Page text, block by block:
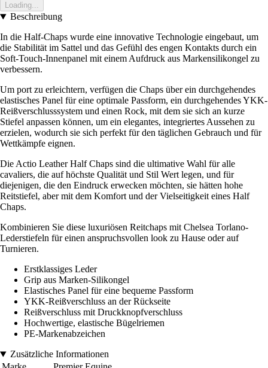
Loading...
Beschreibung
In die Half-Chaps wurde eine innovative Technologie eingebaut, um
die Stabilität im Sattel und das Gefühl des engen Kontakts durch ein
Soft-Touch-Innenpanel mit einem Aufdruck aus Markensilikongel zu
verbessern.
Um port zu erleichtern, verfügen die Chaps über ein durchgehendes
elastisches Panel für eine optimale Passform, ein durchgehendes YKK-
Reißverschlusssystem und einen Rock, mit dem sie sich an kurze
Stiefel anpassen können, um ein elegantes, integriertes Aussehen zu
erzielen, wodurch sie sich perfekt für den täglichen Gebrauch und für
Wettkämpfe eignen.
Die Actio Leather Half Chaps sind die ultimative Wahl für alle
cavaliers, die auf höchste Qualität und Stil Wert legen, und für
diejenigen, die den Eindruck erwecken möchten, sie hätten hohe
Reitstiefel, aber mit dem Komfort und der Vielseitigkeit eines Half
Chaps.
Kombinieren Sie diese luxuriösen Reitchaps mit Chelsea Torlano-
Lederstiefeln für einen anspruchsvollen look zu Hause oder auf
Turnieren.
Erstklassiges Leder
Grip aus Marken-Silikongel
Elastisches Panel für eine bequeme Passform
YKK-Reißverschluss an der Rückseite
Reißverschluss mit Druckknopfverschluss
Hochwertige, elastische Bügelriemen
PE-Markenabzeichen
Zusätzliche Informationen